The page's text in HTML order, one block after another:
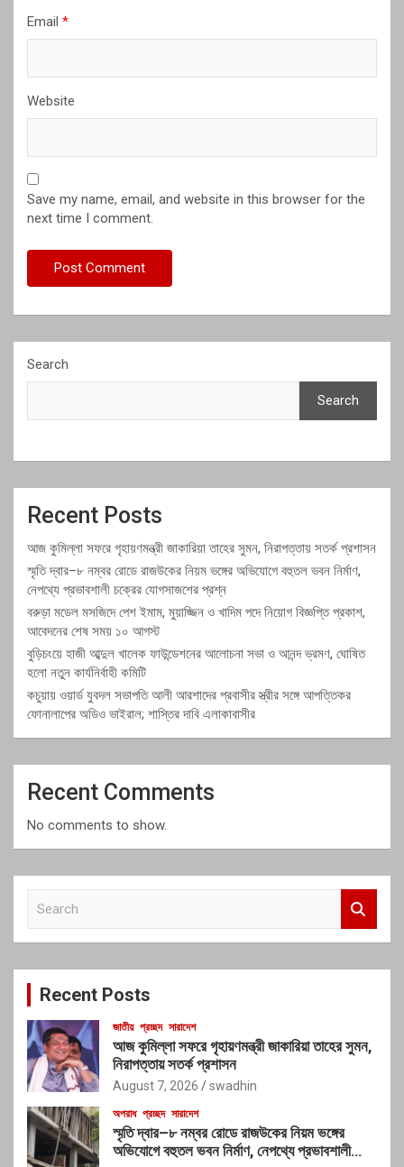
Email *
Website
Save my name, email, and website in this browser for the
next time I comment.
Search
Search
Recent Posts
আজ কুমিল্লা সফরে গৃহায়ণমন্ত্রী জাকারিয়া তাহের সুমন, নিরাপত্তায় সতর্ক প্রশাসন
স্মৃতি দ্বার–৮ নম্বর রোডে রাজউকের নিয়ম ভঙ্গের অভিযোগে বহুতল ভবন নির্মাণ,
নেপথ্যে প্রভাবশালী চক্রের যোগসাজশের প্রশ্ন
বরুড়া মডেল মসজিদে পেশ ইমাম, মুয়াজ্জিন ও খাদিম পদে নিয়োগ বিজ্ঞপ্তি প্রকাশ,
আবেদনের শেষ সময় ১০ আগস্ট
বুড়িচংয়ে হাজী আব্দুল খালেক ফাউন্ডেশনের আলোচনা সভা ও আনন্দ ভ্রমণ, ঘোষিত
হলো নতুন কার্যনির্বাহী কমিটি
কচুয়ায় ওয়ার্ড যুবদল সভাপতি আলী আরশাদের প্রবাসীর স্ত্রীর সঙ্গে আপত্তিকর
ফোনালাপের অডিও ভাইরাল; শাস্তির দাবি এলাকাবাসীর
Recent Comments
No comments to show.
c
Recent Posts
জাতীয় প্রচ্ছদ সারাদেশ
আজ কুমিল্লা সফরে গৃহায়ণমন্ত্রী জাকারিয়া তাহের সুমন,
নিরাপত্তায় সতর্ক প্রশাসন
August 7, 2026 swadhin
অপরাধ প্রচ্ছদ সারাদেশ
স্মৃতি দ্বার–৮ নম্বর রোডে রাজউকের নিয়ম ভঙ্গের
অভিযোগে বহুতল ভবন নির্মাণ, নেপথ্যে প্রভাবশালী